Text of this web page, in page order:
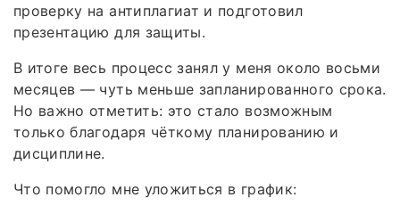
проверку на антиплагиат и подготовил
презентацию для защиты.
В итоге весь процесс занял у меня около восьми
месяцев — чуть меньше запланированного срока.
Но важно отметить: это стало возможным
только благодаря чёткому планированию и
дисциплине.
Что помогло мне уложиться в график: